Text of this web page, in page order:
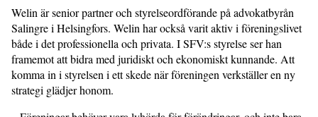
Welin är senior partner och styrelseordförande på advokatbyrån
Salingre i Helsingfors. Welin har också varit aktiv i föreningslivet
både i det professionella och privata. I SFV:s styrelse ser han
framemot att bidra med juridiskt och ekonomiskt kunnande. Att
komma in i styrelsen i ett skede när föreningen verkställer en ny
strategi glädjer honom.